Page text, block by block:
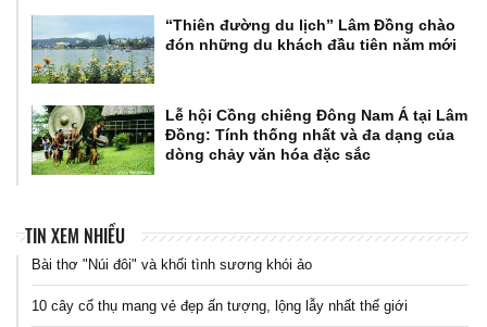
“Thiên đường du lịch” Lâm Đồng chào
đón những du khách đầu tiên năm mới
Lễ hội Cồng chiêng Đông Nam Á tại Lâm
Đồng: Tính thống nhất và đa dạng của
dòng chảy văn hóa đặc sắc
TIN XEM NHIỀU
Bài thơ "Núi đôi" và khối tình sương khói ảo
10 cây cổ thụ mang vẻ đẹp ấn tượng, lộng lẫy nhất thế giới